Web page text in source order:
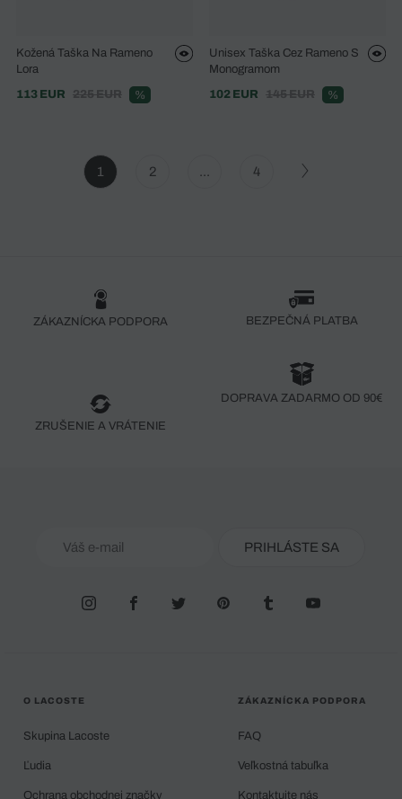
Kožená Taška Na Rameno
Lora
113 EUR
225 EUR %
Unisex Taška Cez Rameno S
Monogramom
102 EUR
145 EUR %
1 2 4
ZÁKAZNÍCKA PODPORA BEZPEČNÁ PLATBA
ZRUŠENIE A VRÁTENIE
DOPRAVA ZADARMO OD 90€
PRIHLÁSTE SA
O LACOSTE
Skupina Lacoste
Ľudia
Ochrana obchodnej značky
ZÁKAZNÍCKA PODPORA
FAQ
Veľkostná tabuľka
Kontaktujte nás